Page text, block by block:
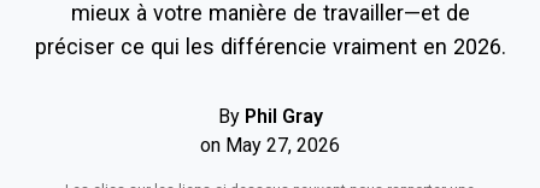
mieux à votre manière de travailler—et de
préciser ce qui les différencie vraiment en 2026.
By Phil Gray
on May 27, 2026